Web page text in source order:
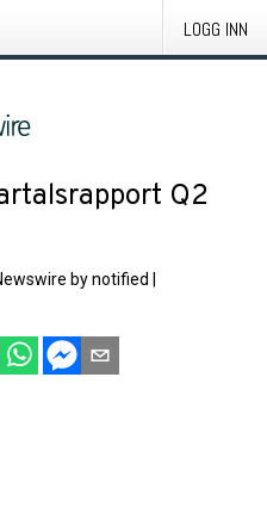
LOGG INN
Q2
by notified